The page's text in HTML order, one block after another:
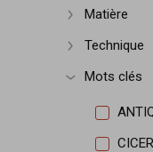
Afficher plus
Matière
Afficher plus
Technique
Afficher plus
Mots clés